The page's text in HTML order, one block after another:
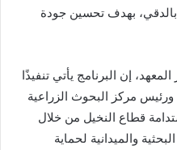
بالدقي، بهدف تحسين جودة
إن البرنامج يأتي تنفيذًا
ورئيس مركز البحوث الزراعية
قطاع النخيل من خلال
والميدانية لحماية